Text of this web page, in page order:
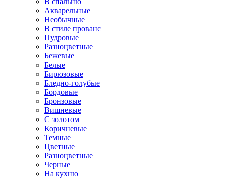
Акварельные
Необычные
В стиле прованс
Пудровые
Разноцветные
Бежевые
Белые
Бирюзовые
Бледно-голубые
Бордовые
Бронзовые
Вишневые
С золотом
Коричневые
Темные
Цветные
Разноцветные
Черные
На кухню